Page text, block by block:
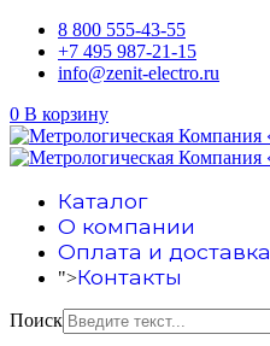
8 800 555-43-55
+7 495 987-21-15
info@zenit-electro.ru
0 В корзину
Каталог
О компании
Оплата и доставка
">Контакты
Поиск